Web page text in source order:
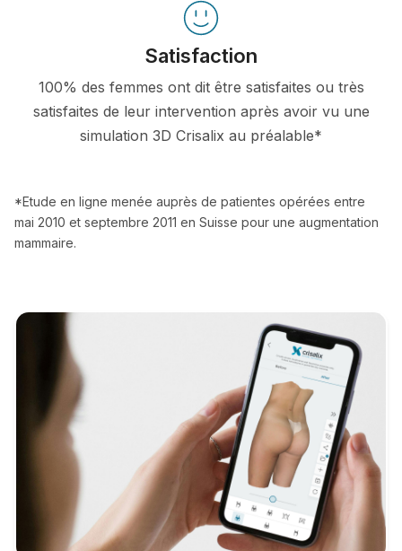
Satisfaction
100% des femmes ont dit être satisfaites ou très
satisfaites de leur intervention après avoir vu une
simulation 3D Crisalix au préalable*
*Etude en ligne menée auprès de patientes opérées entre
mai 2010 et septembre 2011 en Suisse pour une augmentation
mammaire.